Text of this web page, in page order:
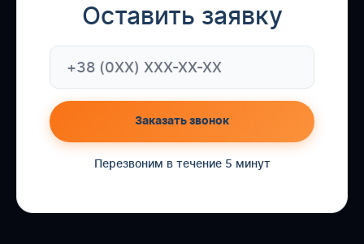
Оставить заявку
Заказать звонок
Перезвоним в течение 5 минут